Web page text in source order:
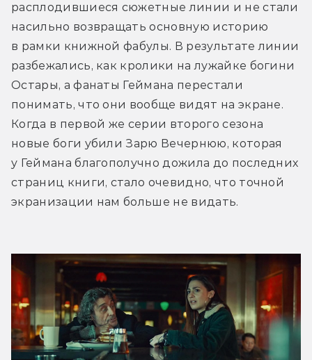
расплодившиеся сюжетные линии и не стали
насильно возвращать основную историю
в рамки книжной фабулы. В результате линии
разбежались, как кролики на лужайке богини
Остары, а фанаты Геймана перестали
понимать, что они вообще видят на экране.
Когда в первой же серии второго сезона
новые боги убили Зарю Вечернюю, которая
у Геймана благополучно дожила до последних
страниц книги, стало очевидно, что точной
экранизации нам больше не видать.